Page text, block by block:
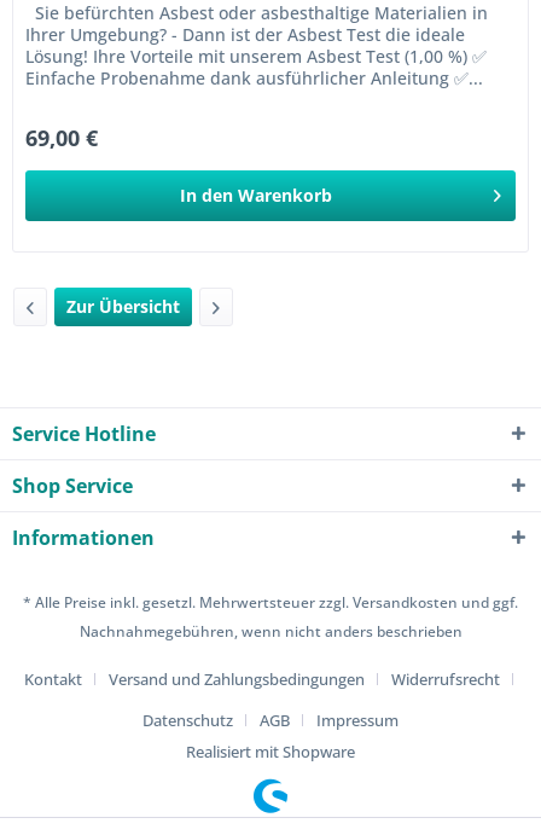
Sie befürchten Asbest oder asbesthaltige Materialien in
Ihrer Umgebung? - Dann ist der Asbest Test die ideale
Lösung! Ihre Vorteile mit unserem Asbest Test (1,00 %) ✅
Einfache Probenahme dank ausführlicher Anleitung ✅...
69,00 €
In den Warenkorb
Zur Übersicht
Service Hotline
Shop Service
Informationen
* Alle Preise inkl. gesetzl. Mehrwertsteuer zzgl.Versandkosten und ggf.
Nachnahmegebühren, wenn nicht anders beschrieben
Kontakt Versand und Zahlungsbedingungen
Widerrufsrecht
Datenschutz
AGB
Impressum
Realisiert mit Shopware